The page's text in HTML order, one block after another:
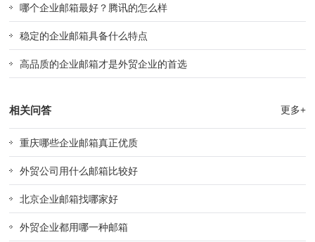
哪个企业邮箱最好？腾讯的怎么样
稳定的企业邮箱具备什么特点
高品质的企业邮箱才是外贸企业的首选
相关问答 更多+
重庆哪些企业邮箱真正优质
外贸公司用什么邮箱比较好
北京企业邮箱找哪家好
外贸企业都用哪一种邮箱